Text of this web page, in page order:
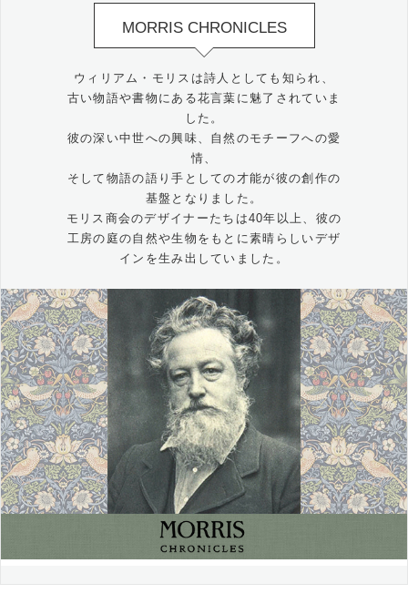
MORRIS CHRONICLES
ウィリアム・モリスは詩人としても知られ、
古い物語や書物にある花言葉に魅了されていま
した。
彼の深い中世への興味、自然のモチーフへの愛
情、
そして物語の語り手としての才能が彼の創作の
基盤となりました。
モリス商会のデザイナーたちは40年以上、彼の
工房の庭の自然や生物をもとに素晴らしいデザ
インを生み出していました。